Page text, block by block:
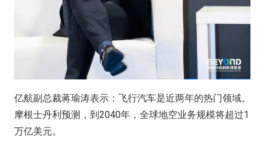
亿航副总裁蒋瑜涛表示：飞行汽车是近两年的热门领域。
摩根士丹利预测，到2040年，全球地空业务规模将超过1
万亿美元。